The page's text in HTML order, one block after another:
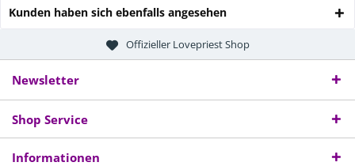
Kunden haben sich ebenfalls angesehen
Offizieller Lovepriest Shop
Newsletter
Shop Service
Informationen